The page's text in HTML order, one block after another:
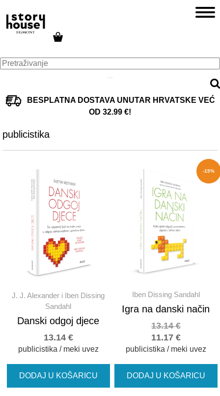
BESPLATNA DOSTAVA UNUTAR HRVATSKE VEĆ
OD 32.99 €!
publicistika
J. J. Alexander i Iben Dissing
Sandahl
Danski odgoj djece
13.14 €
publicistika / meki uvez
DODAJ U KOŠARICU
-15%
Iben Dissing Sandahl
Igra na danski način
11.17 €
13.14€
publicistika / meki uvez
DODAJ U KOŠARICU